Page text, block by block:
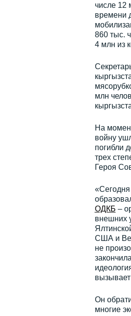
числе 12
времени
860 тыс.
4 млн из
млн
На
войну
погибли
трех
Героя
ОДКБ –
внешних
США и
не
Он
многие